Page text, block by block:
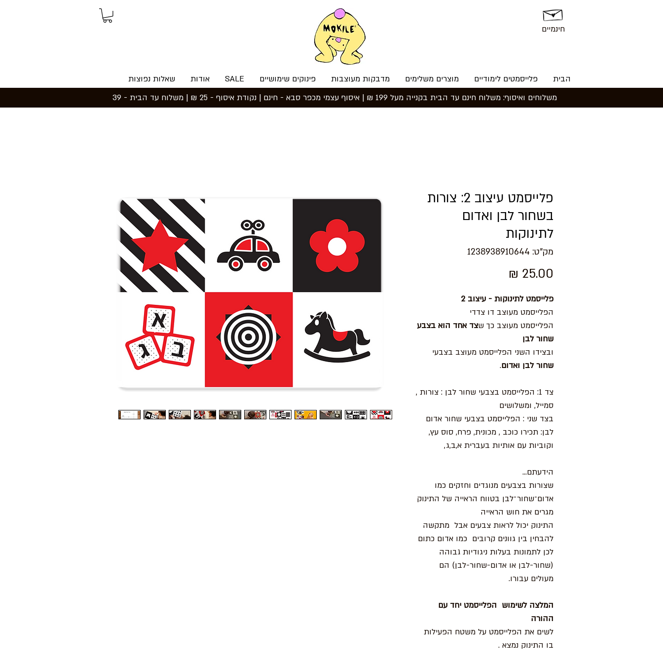
חינמיים
הבית פלייסמטים לימודיים מוצרים משלימים מדבקות מעוצבות פינוקים שימושיים SALE אודות
שאלות נפוצות
משלוחים ואיסוף: משלוח חינם עד הבית בקנייה מעל 199 ₪ | איסוף עצמי מכפר סבא - חינם | נקודת איסוף - 25 ₪ | משלוח עד הבית - 39
₪
פלייסמט עיצוב 2: צורות
בשחור לבן ואדום
לתינוקות
מק"ט: 1238938910644
פלייסמט לתינוקות - עיצוב 2
הפלייסמט מעוצב דו צדדי
הפלייסמט מעוצב כך שצד אחד הוא בצבע
שחור לבן
ובצידו השני הפלייסמט מעוצב בצבעי
שחור לבן ואדום.
צד 1: הפלייסמט בצבעי שחור לבן : צורות ,
סמייל, ומשלושים
בצד שני : הפלייסמט בצבעי שחור אדום
לבן: תכירו כוכב , מכונית, פרח, סוס עץ,
וקוביות עם אותיות בעברית א,ב,ג,
הידעתם...
שצורות בצבעים מנוגדים וחזקים כמו
אדום־שחור־לבן בטווח הראייה של התינוק
מגרים את חוש הראייה
התינוק יכול לראות צבעים אבל מתקשה
להבחין בין גוונים קרובים כמו אדום כתום
לכן לתמונות בעלות ניגודיות גבוהה
(שחור-לבן או אדום-שחור-לבן) הם
מעולים עבורו.
המלצה לשימוש הפלייסמט יחד עם
ההורה
לשים את הפלייסמט על משטח הפעילות
בו התינוק נמצא .